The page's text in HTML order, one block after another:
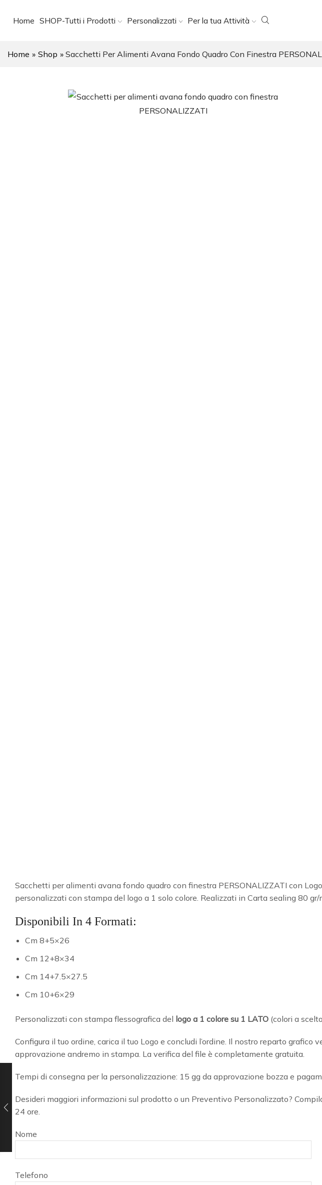
Home SHOP-Tutti i Prodotti Personalizzati Per la tua Attività
Home » Shop » Sacchetti Per Alimenti Avana Fondo Quadro Con Finestra
Sacchetti per alimenti avana fondo quadro con finestra PERSONALIZZATI con
personalizzati con stampa del logo a 1 solo colore. Realizzati in Carta sealing 80
Disponibili In 4 Formati:
Cm 8+5×26
Cm 12+8×34
Cm 14+7.5×27.5
Cm 10+6×29
Personalizzati con stampa flessografica del logo a 1 colore su 1 LATO (colori a
Configura il tuo ordine, carica il tuo Logo e concludi l’ordine. Il nostro reparto
approvazione andremo in stampa. La verifica del file è completamente gratuita.
Tempi di consegna per la personalizzazione: 15 gg da approvazione bozza e
Desideri maggiori informazioni sul prodotto o un Preventivo Personalizzato?
24 ore.
Nome
Telefono